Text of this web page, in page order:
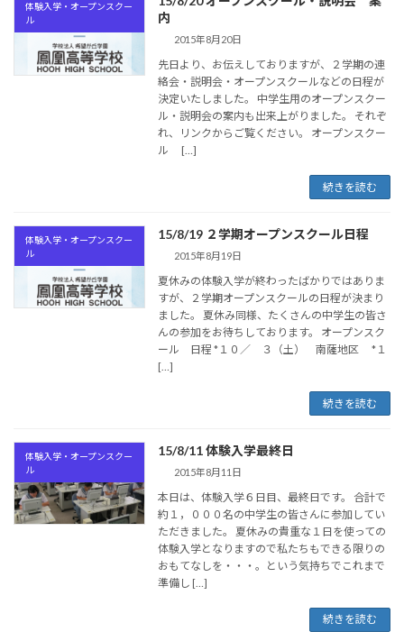
体験入学・オープンスクー
ル
内
2015年8月20日
先日より、お伝えしておりますが、２学期の連
絡会・説明会・オープンスクールなどの日程が
決定いたしました。 中学生用のオープンスクー
ル・説明会の案内も出来上がりました。 それぞ
れ、リンクからご覧ください。 オープンスクー
ル […]
続きを読む
体験入学・オープンスクー
ル
15/8/19 ２学期オープンスクール日程
2015年8月19日
夏休みの体験入学が終わったばかりではありま
すが、２学期オープンスクールの日程が決まり
ました。 夏休み同様、たくさんの中学生の皆さ
んの参加をお待ちしております。 オープンスク
ール 日程 *１０／ ３（土） 南薩地区 *１
[…]
続きを読む
体験入学・オープンスクー
ル
15/8/11 体験入学最終日
2015年8月11日
本日は、体験入学６日目、最終日です。 合計で
約１，０００名の中学生の皆さんに参加してい
ただきました。 夏休みの貴重な１日を使っての
体験入学となりますので私たちもできる限りの
おもてなしを・・・。という気持ちでこれまで
準備し […]
続きを読む